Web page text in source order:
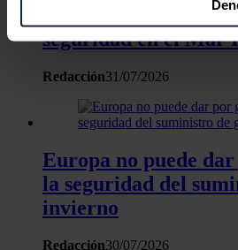
Identificar su dispositivo
características específicas
Puede cambiar o retirar su
la Declaración de cookies.
Las cookies de este sitio web se
y los anuncios, ofrecer funciones
tráfico. Además, compartimos
sitio web con nuestros partners
dólares, ante la
seguridad en el Mar
Redacción31/07/2026
Europa no puede
la seguridad del
invierno
Redacción30/07/2026